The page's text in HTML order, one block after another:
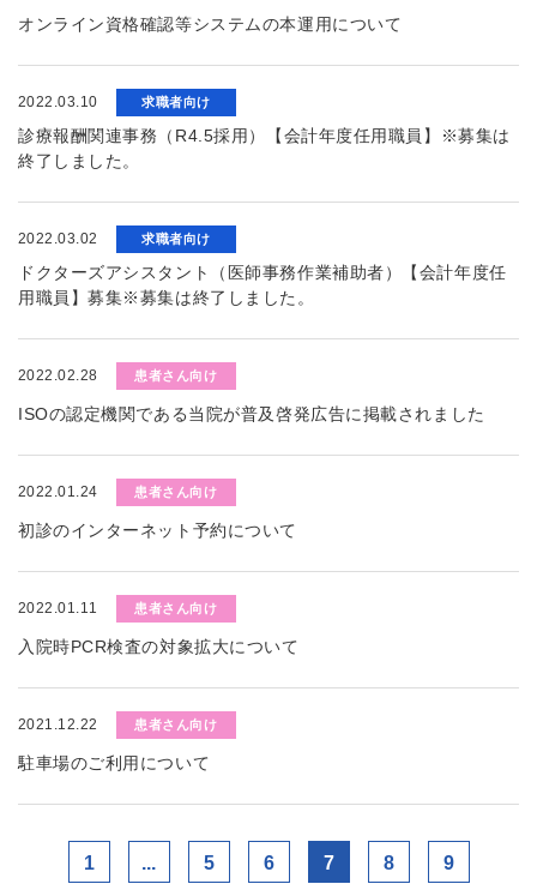
オンライン資格確認等システムの本運用について
2022.03.10 求職者向け
診療報酬関連事務（R4.5採用）【会計年度任用職員】※募集は
終了しました。
2022.03.02 求職者向け
ドクターズアシスタント（医師事務作業補助者）【会計年度任
用職員】募集※募集は終了しました。
2022.02.28 患者さん向け
ISOの認定機関である当院が普及啓発広告に掲載されました
2022.01.24 患者さん向け
初診のインターネット予約について
2022.01.11 患者さん向け
入院時PCR検査の対象拡大について
2021.12.22 患者さん向け
駐車場のご利用について
1 ... 5 6 7 8 9